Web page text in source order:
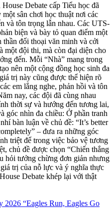
Debate cấp Tiểu học đã
sân chơi học thuật nơi các
và tôn trọng lẫn nhau. Các UTS-
biện và bày tỏ quan điểm một
đối thoại văn minh và cởi
đội thi, mà còn đại diện cho
đến. Mỗi “Nhà” mang trong
nên một cộng đồng học sinh đa
trị này cũng được thể hiện rõ
em lắng nghe, phản hồi và tôn
nay, các đội đã cùng nhau
thời sự và hướng đến tương lai,
góc nhìn đa chiều: Ở phần tranh
bàn luận về chủ đề: “It’s better
– đưa ra những góc
triệt để trong việc bảo vệ tương
chủ đề được chọn “Chiến thắng
hỏi tưởng chừng đơn giản nhưng
trị của nỗ lực và ý nghĩa thực
Debate khép lại với thật